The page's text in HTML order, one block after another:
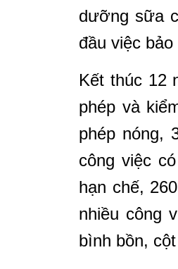
dưỡng sữa
đầu việc
Kết thúc 12
phép và
phép nóng,
công việc
hạn chế,
nhiều công
bình bồn,